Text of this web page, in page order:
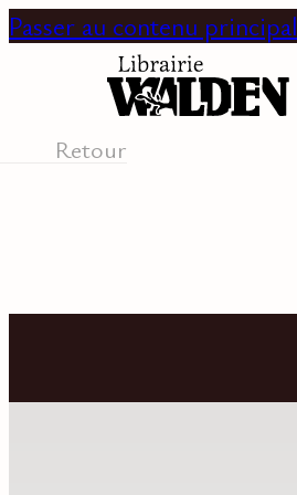
Passer au contenu principal
Retour